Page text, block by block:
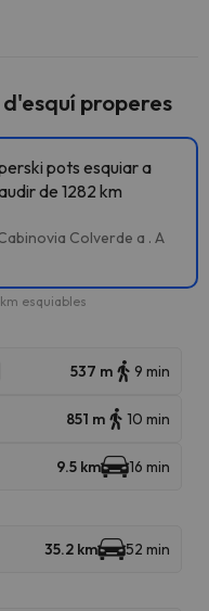
properes
pots esquiar a
de 1282 km
Colverde a . A
km esquiables
537 m 9 min
851 m 10 min
9.5 km 16 min
35.2 km 52 min